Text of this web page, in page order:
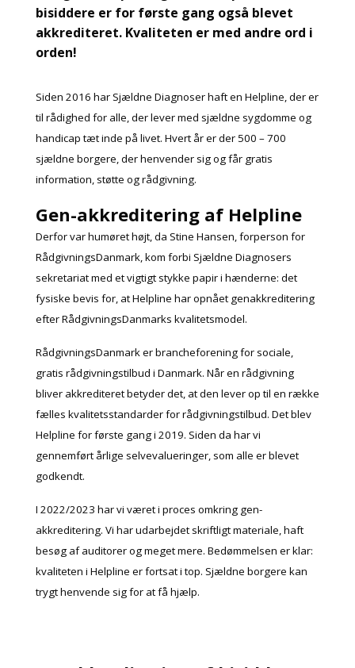
bisiddere er for første gang også blevet
akkrediteret. Kvaliteten er med andre ord i
orden!
Siden 2016 har Sjældne Diagnoser haft en Helpline, der er
til rådighed for alle, der lever med sjældne sygdomme og
handicap tæt inde på livet. Hvert år er der 500 – 700
sjældne borgere, der henvender sig og får gratis
information, støtte og rådgivning.
Gen-akkreditering af Helpline
Derfor var humøret højt, da Stine Hansen, forperson for
RådgivningsDanmark, kom forbi Sjældne Diagnosers
sekretariat med et vigtigt stykke papir i hænderne: det
fysiske bevis for, at Helpline har opnået genakkreditering
efter RådgivningsDanmarks kvalitetsmodel.
RådgivningsDanmark er brancheforening for sociale,
gratis rådgivningstilbud i Danmark. Når en rådgivning
bliver akkrediteret betyder det, at den lever op til en række
fælles kvalitetsstandarder for rådgivningstilbud. Det blev
Helpline for første gang i 2019. Siden da har vi
gennemført årlige selvevalueringer, som alle er blevet
godkendt.
I 2022/2023 har vi været i proces omkring gen-
akkreditering. Vi har udarbejdet skriftligt materiale, haft
besøg af auditorer og meget mere. Bedømmelsen er klar:
kvaliteten i Helpline er fortsat i top. Sjældne borgere kan
trygt henvende sig for at få hjælp.